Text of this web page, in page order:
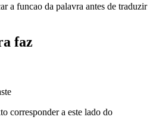
a funcao da palavra antes de traduzir
faz
corresponder a este lado do